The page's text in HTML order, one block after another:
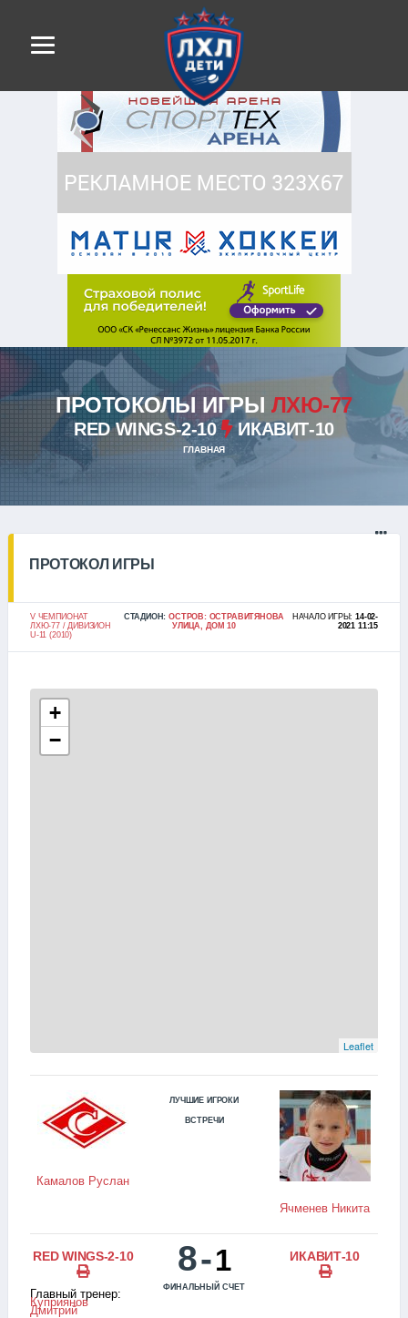
ПРОТОКОЛЫ ИГРЫ ЛХЮ-77
RED WINGS-2-10 ИКАВИТ-10
ГЛАВНАЯ
ПРОТОКОЛ ИГРЫ
V ЧЕМПИОНАТ
ЛХЮ-77 / ДИВИЗИОН
U-11 (2010)
СТАДИОН:ОСТРОВ: ОСТРАВИТЯНОВА
УЛИЦА, ДОМ 10
НАЧАЛО ИГРЫ:14-02-
2021 11:15
+
−
Leaflet
Камалов Руслан
ЛУЧШИЕ ИГРОКИ
ВСТРЕЧИ
Ячменев Никита
RED WINGS-2-10
Главный тренер:
Куприянов
Дмитрий
8-1
ФИНАЛЬНЫЙ СЧЕТ
ИКАВИТ-10